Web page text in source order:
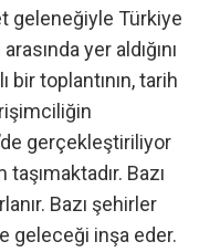
geleneğiyle Türkiye
yer aldığını
bir toplantının, tarih
gerçekleştiriliyor
Bazı
Bazı şehirler
geleceği inşa eder.